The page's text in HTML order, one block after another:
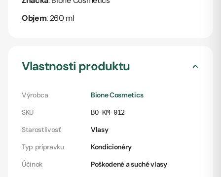
Objem: 260 ml
Vlastnosti produktu
Výrobca
Bione Cosmetics
SKU
BO-KM-012
Starostlivosť
Vlasy
Typ prípravku
Kondicionéry
Účinok
Poškodené a suché vlasy